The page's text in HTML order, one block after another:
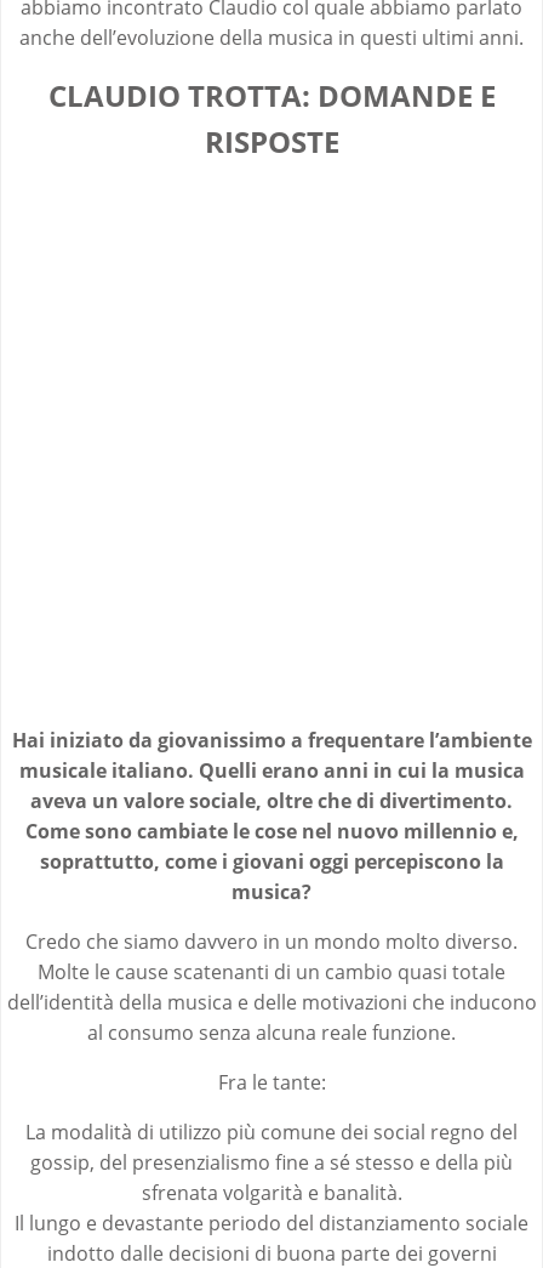
abbiamo incontrato Claudio col quale abbiamo parlato
anche dell’evoluzione della musica in questi ultimi anni.
CLAUDIO TROTTA: DOMANDE E
RISPOSTE
Hai iniziato da giovanissimo a frequentare l’ambiente
musicale italiano. Quelli erano anni in cui la musica
aveva un valore sociale, oltre che di divertimento.
Come sono cambiate le cose nel nuovo millennio e,
soprattutto, come i giovani oggi percepiscono la
musica?
Credo che siamo davvero in un mondo molto diverso.
Molte le cause scatenanti di un cambio quasi totale
dell’identità della musica e delle motivazioni che inducono
al consumo senza alcuna reale funzione.
Fra le tante:
La modalità di utilizzo più comune dei social regno del
gossip, del presenzialismo fine a sé stesso e della più
sfrenata volgarità e banalità.
Il lungo e devastante periodo del distanziamento sociale
indotto dalle decisioni di buona parte dei governi